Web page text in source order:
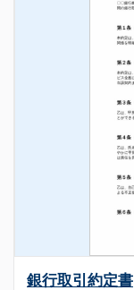
銀行取引約定書